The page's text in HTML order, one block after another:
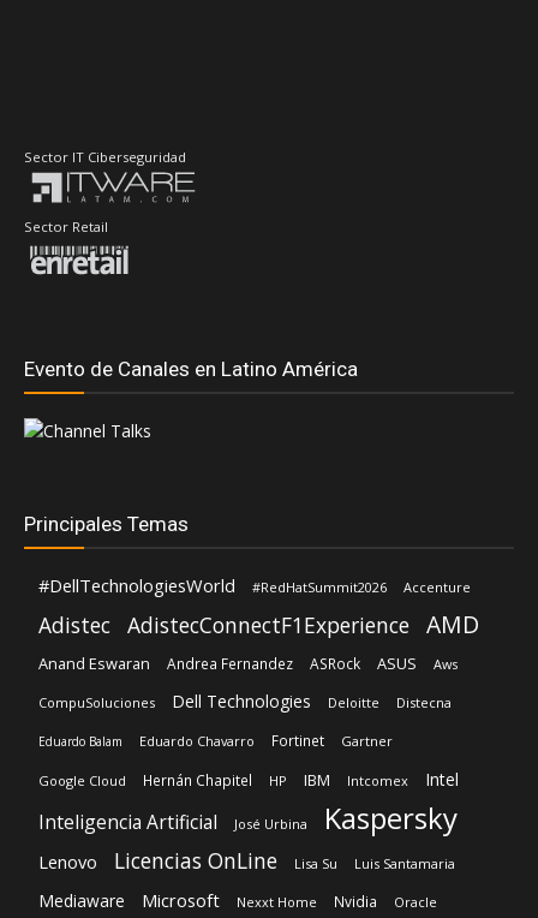
Sector IT Ciberseguridad
Sector Retail
Evento de Canales en Latino América
Principales Temas
#DellTechnologiesWorld #RedHatSummit2026 Accenture
Adistec AdistecConnectF1Experience AMD
Anand Eswaran Andrea Fernandez ASRock ASUS Aws
CompuSoluciones Dell Technologies Deloitte Distecna
Eduardo Balam Eduardo Chavarro Fortinet Gartner
Google Cloud Hernán Chapitel HP IBM Intcomex Intel
Inteligencia Artificial José Urbina Kaspersky
Lenovo Licencias OnLine Lisa Su Luis Santamaria
Mediaware Microsoft Nexxt Home Nvidia Oracle